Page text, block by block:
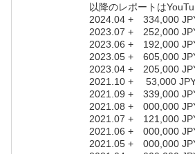
以降のレポートは
2024.04 + 334,000
2023.07 + 252,000
2023.06 + 192,000
2023.05 + 605,000
2023.04 + 205,000
2021.10 + 53,000
2021.09 + 339,000
2021.08 + 000,000
2021.07 + 121,000
2021.06 + 000,000
2021.05 + 000,000